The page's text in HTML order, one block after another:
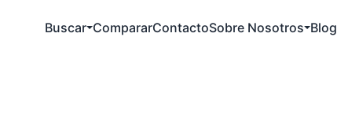
Buscar CompararContactoSobre Nosotros Blog